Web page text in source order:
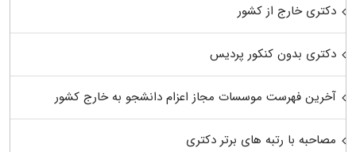
دکتری خارج از کشور
دکتری بدون کنکور پردیس
آخرین فهرست موسسات مجاز اعزام دانشجو به خارج کشور
مصاحبه با رتبه های برتر دکتری